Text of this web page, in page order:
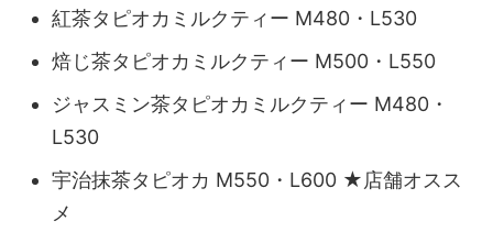
紅茶タピオカミルクティー M480・L530
焙じ茶タピオカミルクティー M500・L550
ジャスミン茶タピオカミルクティー M480・
L530
宇治抹茶タピオカ M550・L600 ★店舗オスス
メ